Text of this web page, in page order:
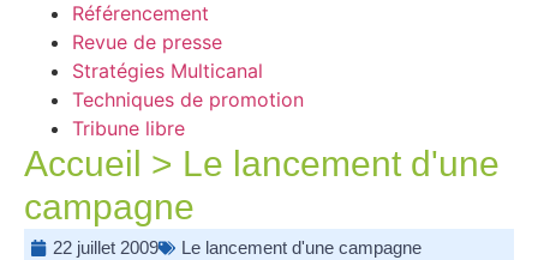
Référencement
Revue de presse
Stratégies Multicanal
Techniques de promotion
Tribune libre
Accueil > Le lancement d'une
campagne
22 juillet 2009 Le lancement d'une campagne